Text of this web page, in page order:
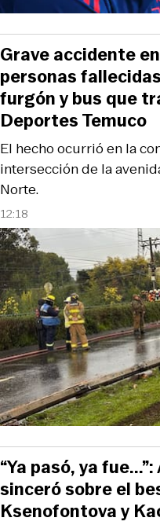
12:18
El hecho ocurrió en la
intersección de la
Norte.
Grave accidente
personas
furgón y bus que
Deportes Temuco
“Ya pasó, ya
sinceró sobre el
Ksenofontova y